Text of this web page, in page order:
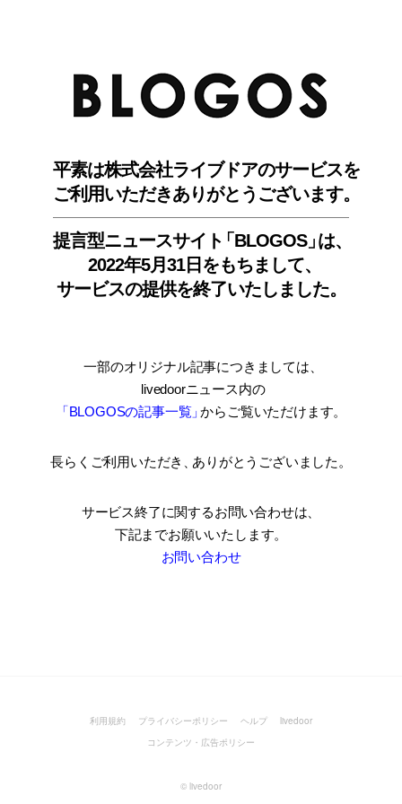
平素は株式会社ライブドアのサービスを
ご利用いただきありがとうございます。
提言型ニュースサイ ト「BLOGOS」は、
2022年5月31日をもちまして、
サービスの提供を終了いたしました。
一部のオリジナル記事につきましては
livedoorニュース内の
「BLOGOSの記事一覧」からご覧いただけます。
長らくご利用いただき ありがとうございました。
サービス終了に関するお問い合わせは、
下記までお願いいたします。
お問い合わせ
利用規約 プライバシーポリシー ヘルプ
livedoor
コンテンツ・広告ポリシー
© livedoor